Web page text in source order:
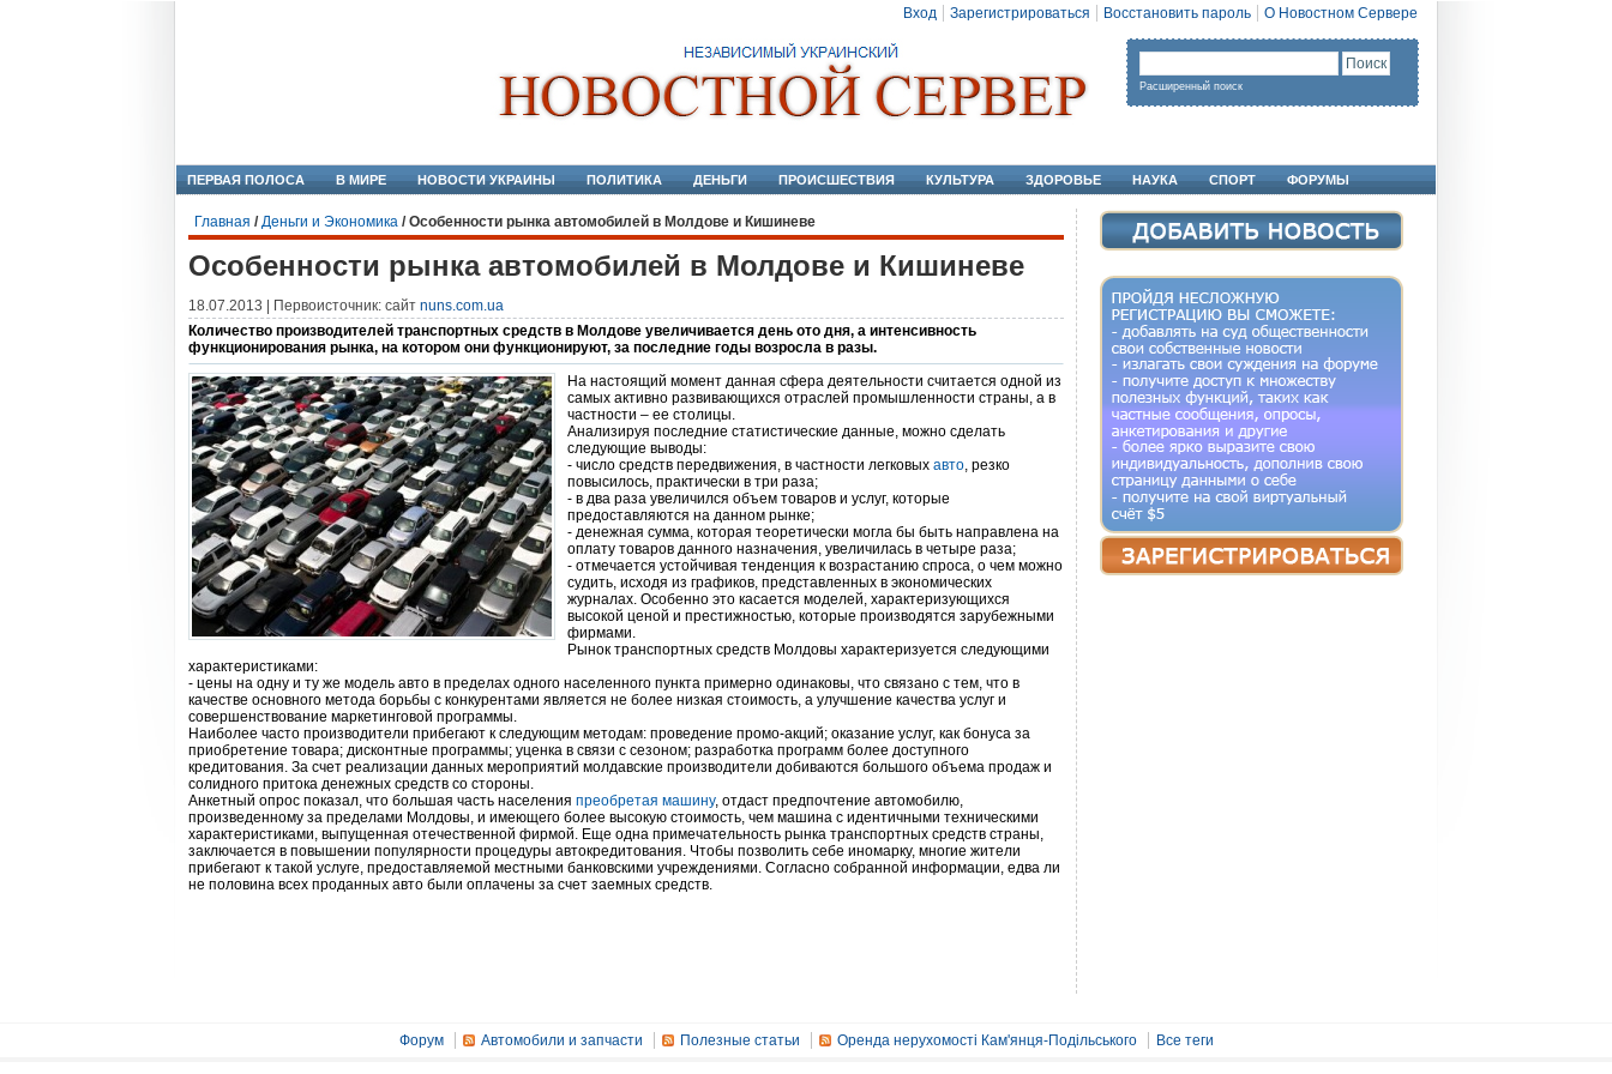
Вход Зарегистрироваться Восстановить пароль О Новостном Сервере
Расширенный поиск
ПЕРВАЯ ПОЛОСА В МИРЕ НОВОСТИ УКРАИНЫ ПОЛИТИКА ДЕНЬГИ ПРОИСШЕСТВИЯ КУЛЬТУРА ЗДОРОВЬЕ НАУКА СПОРТ ФОРУМЫ
Главная /Деньги и Экономика /Особенности рынка автомобилей в Молдове и Кишиневе
Особенности рынка автомобилей в Молдове и Кишиневе
18.07.2013 | Первоисточник: сайт nuns.com.ua
Количество производителей транспортных средств в Молдове увеличивается день ото дня, а интенсивность
функционирования рынка, на котором они функционируют, за последние годы возросла в разы.
На настоящий момент данная сфера деятельности считается одной из
самых активно развивающихся отраслей промышленности страны, а в
частности – ее столицы.
Анализируя последние статистические данные, можно сделать
следующие выводы:
- число средств передвижения, в частности легковых авто, резко
повысилось, практически в три раза;
- в два раза увеличился объем товаров и услуг, которые
предоставляются на данном рынке;
- денежная сумма, которая теоретически могла бы быть направлена на
оплату товаров данного назначения, увеличилась в четыре раза;
- отмечается устойчивая тенденция к возрастанию спроса, о чем можно
судить, исходя из графиков, представленных в экономических
журналах. Особенно это касается моделей, характеризующихся
высокой ценой и престижностью, которые производятся зарубежными
фирмами.
Рынок транспортных средств Молдовы характеризуется следующими
характеристиками:
- цены на одну и ту же модель авто в пределах одного населенного пункта примерно одинаковы, что связано с тем, что в
качестве основного метода борьбы с конкурентами является не более низкая стоимость, а улучшение качества услуг и
совершенствование маркетинговой программы.
Наиболее часто производители прибегают к следующим методам: проведение промо-акций; оказание услуг, как бонуса за
приобретение товара; дисконтные программы; уценка в связи с сезоном; разработка программ более доступного
кредитования. За счет реализации данных мероприятий молдавские производители добиваются большого объема продаж и
солидного притока денежных средств со стороны.
Анкетный опрос показал, что большая часть населения преобретая машину, отдаст предпочтение автомобилю,
произведенному за пределами Молдовы, и имеющего более высокую стоимость, чем машина с идентичными техническими
характеристиками, выпущенная отечественной фирмой. Еще одна примечательность рынка транспортных средств страны,
заключается в повышении популярности процедуры автокредитования. Чтобы позволить себе иномарку, многие жители
прибегают к такой услуге, предоставляемой местными банковскими учреждениями. Согласно собранной информации, едва ли
не половина всех проданных авто были оплачены за счет заемных средств.
Форум Автомобили и запчасти Полезные статьи Оренда нерухомості Кам'янця-Подільського Все теги